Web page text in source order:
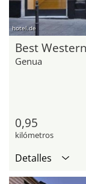
hotel.de
Best
Genua
0,95
kilómetros
Detalles